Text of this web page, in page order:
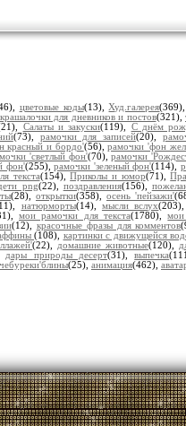
цветовые коды(13),Худ.галерея
для дневников и постов(321),
Салаты и закуски(119), С днём
(73), рамочки для записей(20),
красный и бордо'(56),рамочки 'фон
'светлый фон'(70),рамочки
фон'(255),рамочки 'зеленый фон'(114),
текста(154),Приколы и юмор(71),
png(22), поздравления(156),
(28), открытки(358), осень 'пейзажи'
натюрморты(14), мысли вслух
мои рамочки для текста(1780),мои
(12), красочные фразы для комментов
(108), картинки с движущейся
(22), домашние животные(120),
дары природы десерт(31),выпечка
(25), анимация(462),